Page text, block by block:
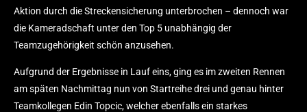
Aktion durch die Streckensicherung unterbrochen – dennoch war
die Kameradschaft unter den Top 5 unabhängig der
Teamzugehörigkeit schön anzusehen.
Aufgrund der Ergebnisse in Lauf eins, ging es im zweiten Rennen
am späten Nachmittag nun von Startreihe drei und genau hinter
Teamkollegen Edin Topcic, welcher ebenfalls ein starkes